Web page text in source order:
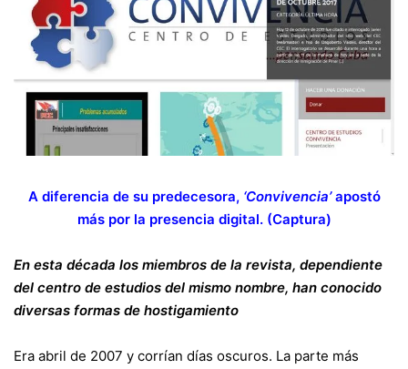
A diferencia de su predecesora, ‘Convivencia’apostó
más por la presencia digital. (Captura)
En esta década los miembros de la revista, dependiente
del centro de estudios del mismo nombre, han conocido
diversas formas de hostigamiento
Era abril de 2007 y corrían días oscuros. La parte más